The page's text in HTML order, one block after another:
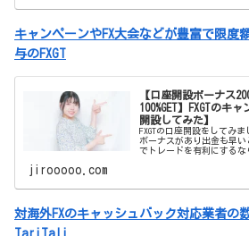
キャンペーンやFX大会などが豊富で限度
与のFXGT
【口座開設ボーナス
100%GET】FXGTのキ
開設してみた】
FXGTの口座開設をしてみ
ボーナスがあり出金も早
でトレードを有利にする
に飛べます 【口座開設ボ
jirooooo.com
対海外FXのキャッシュバック対応業者の
TariTali